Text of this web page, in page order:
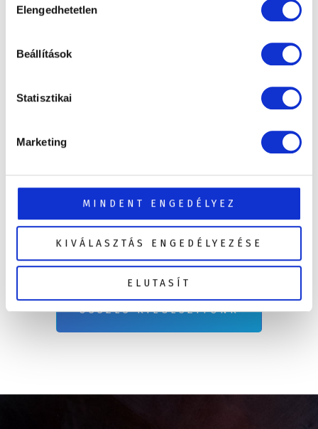
kiválasztása
Elengedhetetlen
Beállítások
Statisztikai
Marketing
MINDENT ENGEDÉLYEZ
KIVÁLASZTÁS ENGEDÉLYEZÉSE
ELUTASÍT
Thermotető emelő jakuzzihoz – egyszerű
oldalburkolatra szerelve. Nézze meg most!
Részletek
ÖSSZES KIEGÉSZÍTŐNK